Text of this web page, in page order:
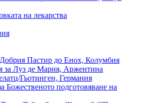
на лекарства
Пастир до Енох, Колумбия
за Луз де Мария, Аржентина
Гьотинген, Германия
подготовяване на